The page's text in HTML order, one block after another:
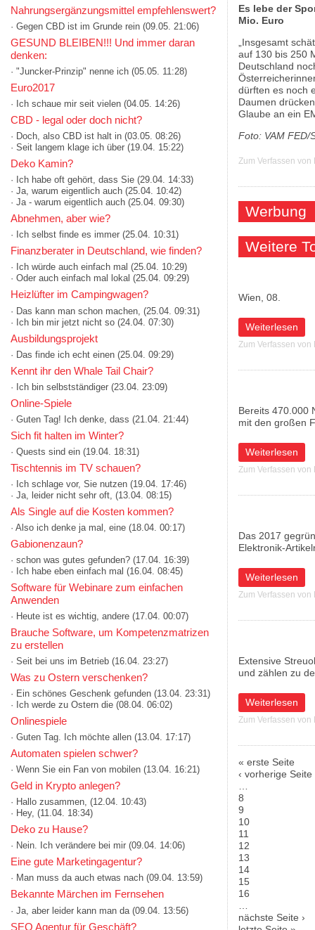
Nahrungsergänzungsmittel empfehlenswert?
· Gegen CBD ist im Grunde rein (09.05. 21:06)
GESUND BLEIBEN!!! Und immer daran
denken:
· "Juncker-Prinzip" nenne ich (05.05. 11:28)
Euro2017
· Ich schaue mir seit vielen (04.05. 14:26)
CBD - legal oder doch nicht?
· Doch, also CBD ist halt in (03.05. 08:26)
· Seit langem klage ich über (19.04. 15:22)
Deko Kamin?
· Ich habe oft gehört, dass Sie (29.04. 14:33)
· Ja, warum eigentlich auch (25.04. 10:42)
· Ja - warum eigentlich auch (25.04. 09:30)
Abnehmen, aber wie?
· Ich selbst finde es immer (25.04. 10:31)
Finanzberater in Deutschland, wie finden?
· Ich würde auch einfach mal (25.04. 10:29)
· Oder auch einfach mal lokal (25.04. 09:29)
Heizlüfter im Campingwagen?
· Das kann man schon machen, (25.04. 09:31)
· Ich bin mir jetzt nicht so (24.04. 07:30)
Ausbildungsprojekt
· Das finde ich echt einen (25.04. 09:29)
Kennt ihr den Whale Tail Chair?
· Ich bin selbstständiger (23.04. 23:09)
Online-Spiele
· Guten Tag! Ich denke, dass (21.04. 21:44)
Sich fit halten im Winter?
· Quests sind ein (19.04. 18:31)
Tischtennis im TV schauen?
· Ich schlage vor, Sie nutzen (19.04. 17:46)
· Ja, leider nicht sehr oft, (13.04. 08:15)
Als Single auf die Kosten kommen?
· Also ich denke ja mal, eine (18.04. 00:17)
Gabionenzaun?
· schon was gutes gefunden? (17.04. 16:39)
· Ich habe eben einfach mal (16.04. 08:45)
Software für Webinare zum einfachen
Anwenden
· Heute ist es wichtig, andere (17.04. 00:07)
Brauche Software, um Kompetenzmatrizen
zu erstellen
· Seit bei uns im Betrieb (16.04. 23:27)
Was zu Ostern verschenken?
· Ein schönes Geschenk gefunden (13.04. 23:31)
· Ich werde zu Ostern die (08.04. 06:02)
Onlinespiele
· Guten Tag. Ich möchte allen (13.04. 17:17)
Automaten spielen schwer?
· Wenn Sie ein Fan von mobilen (13.04. 16:21)
Geld in Krypto anlegen?
· Hallo zusammen, (12.04. 10:43)
· Hey, (11.04. 18:34)
Deko zu Hause?
· Nein. Ich verändere bei mir (09.04. 14:06)
Eine gute Marketingagentur?
· Man muss da auch etwas nach (09.04. 13:59)
Bekannte Märchen im Fernsehen
· Ja, aber leider kann man da (09.04. 13:56)
SEO Agentur für Geschäft?
Es lebe der
Mio. Euro
„Insgesamt
auf 130 bis 250
Deutschland
dürften es noch
Daumen
Glaube an ein
Foto: VAM FED/
Zum Verfassen
Werbung
Weitere
Wien, 08.
Weiterlesen
über Dank
Zum Verfassen
Bereits 470.000
mit den großen
Weiterlesen
über Bring!-
Zum Verfassen
Das 2017
Elektronik-
Weiterlesen
über refurbed
Zum Verfassen
Extensive
und zählen zu
Weiterlesen
über Henkel
Zum Verfassen
Seiten
« erste Seite
‹ vorherige Seite
8
9
10
11
12
13
14
15
16
nächste Seite ›